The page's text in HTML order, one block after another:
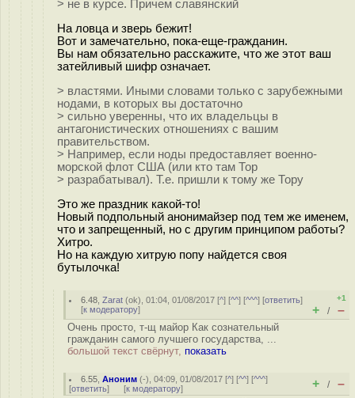
> не в курсе. Причем славянский
На ловца и зверь бежит!
Вот и замечательно, пока-еще-гражданин.
Вы нам обязательно расскажите, что же этот ваш
затейливый шифр означает.
> властями. Иными словами только с зарубежными
нодами, в которых вы достаточно
> сильно уверенны, что их владельцы в
антагонистических отношениях с вашим
правительством.
> Например, если ноды предоставляет военно-
морской флот США (или кто там Тор
> разрабатывал). Т.е. пришли к тому же Тору
Это же праздник какой-то!
Новый подпольный анонимайзер под тем же именем,
что и запрещенный, но с другим принципом работы?
Хитро.
Но на каждую хитрую попу найдется своя
бутылочка!
6.48 ,Zarat (ok), 01:04, 01/08/2017 [^] [^^] [^^^] [ответить]
[к модератору]
+1
+ / –
Очень просто, т-щ майор Как сознательный
гражданин самого лучшего государства, ...
большой текст свёрнут, показать
6.55 ,Аноним (-), 04:09, 01/08/2017 [^] [^^] [^^^]
[ответить] [к модератору] + / –